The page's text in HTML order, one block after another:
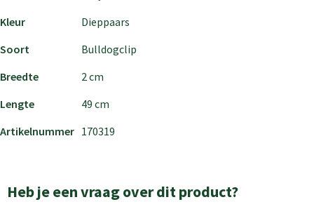
Kleur
Dieppaars
Soort
Bulldogclip
Breedte
2 cm
Lengte
49 cm
Artikelnummer 170319
Heb je een vraag over dit product?